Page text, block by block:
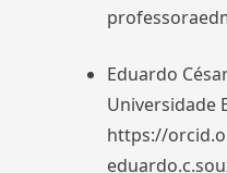
Eduardo
Universidade
https://